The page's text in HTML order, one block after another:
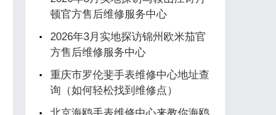
顿官方售后维修服务中心
2026年3月实地探访锦州欧米茄官
方售后维修服务中心
重庆市罗伦斐手表维修中心地址查
询（如何轻松找到维修点）
北京海鸥手表维修中心来教你海鸥